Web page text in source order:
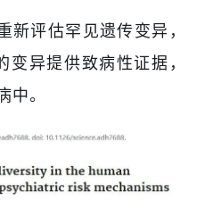
新评估罕见遗传变异，
变异提供致病性证据，
中。